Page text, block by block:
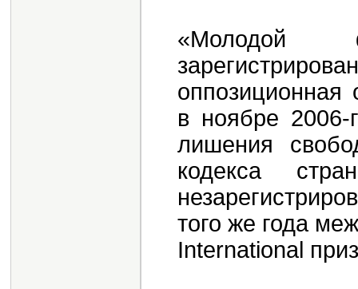
«Молодой
оппозиционная
в ноябре
лишения
кодекса
того же года
International